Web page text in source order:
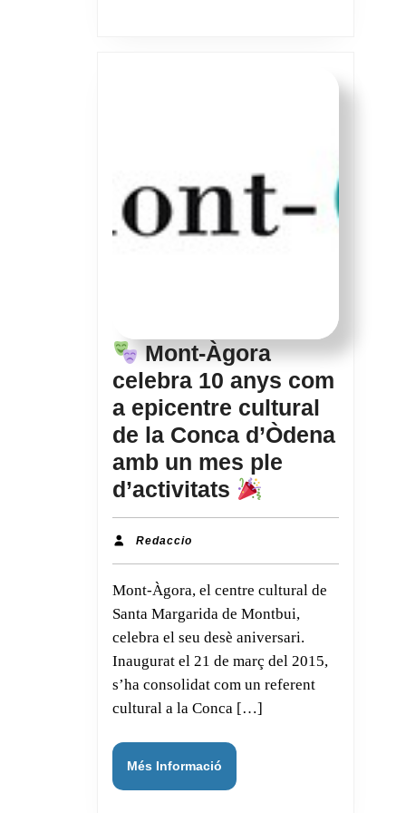
Mont-Àgora
celebra 10 anys com
a epicentre cultural
de la Conca d’Òdena
amb un mes ple
d’activitats
Mont-
celebra
10
anys
com
a
epicentre
Redaccio
Mont-Àgora, el centre cultural de
Santa Margarida de Montbui,
celebra el seu desè aniversari.
Inaugurat el 21 de març del 2015,
s’ha consolidat com un referent
cultural a la Conca […]
Més Informació
Informació